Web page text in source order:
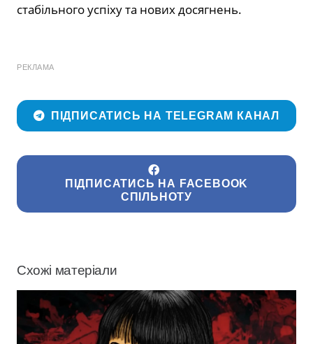
стабільного успіху та нових досягнень.
РЕКЛАМА
ПІДПИСАТИСЬ НА TELEGRAM КАНАЛ
ПІДПИСАТИСЬ НА FACEBOOK
СПІЛЬНОТУ
Схожі матеріали